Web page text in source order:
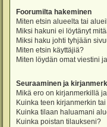
Foorumilta hakeminen
Miten etsin alueelta tai
Miksi hakuni ei löytänyt
Miksi haku johti tyhjään
Miten etsin käyttäjiä?
Miten löydän omat viestini
Seuraaminen ja
Mikä ero on kirjanmerkillä
Kuinka teen kirjanmerkin
Kuinka tilaan haluamani
Kuinka poistan tilaukseni?